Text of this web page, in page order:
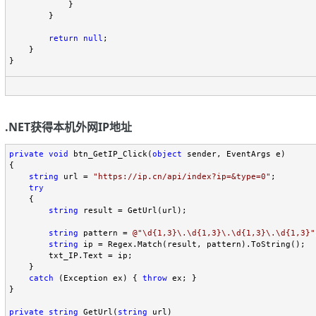
            }
        }
return null ;
    }
}
.NET获得本机外网IP地址
private void btn_GetIP_Click(object sender, EventArgs e)
{
string url = " https://ip.cn/api/index?ip=&type=0" ;
try
    {
string result = GetUrl(url);
string pattern = @"\d{1,3}\.\d{1,3}\.\d{1,3}\.\d{1,3}"
string ip = Regex.Match(result, pattern).ToString();
        txt_IP.Text = ip;
    }
catch (Exception ex) { throw ex; }
}
private string GetUrl( string url)